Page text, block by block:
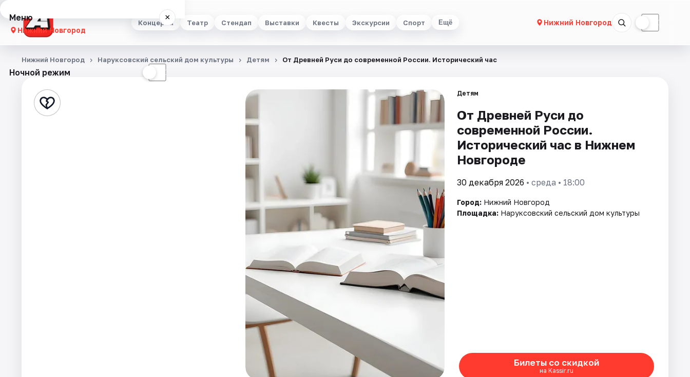
Концерты Театр Стендап Выставки Квесты Экскурсии Спорт Ещё Нижний Новгород ☾
Меню ×
Нижний Новгород
Концерты
Стендап
Ночной режим ☾
Нижний Новгород Наруксовский сельский дом культуры Детям От Древней Руси до современной России. Исторический час
Детям
От Древней Руси до
современной России.
Исторический час в Нижнем
Новгороде
30 декабря 2026 • среда • 18:00
Город: Нижний Новгород
Площадка: Наруксовский сельский дом культуры
Билеты со скидкой
на Kassir.ru